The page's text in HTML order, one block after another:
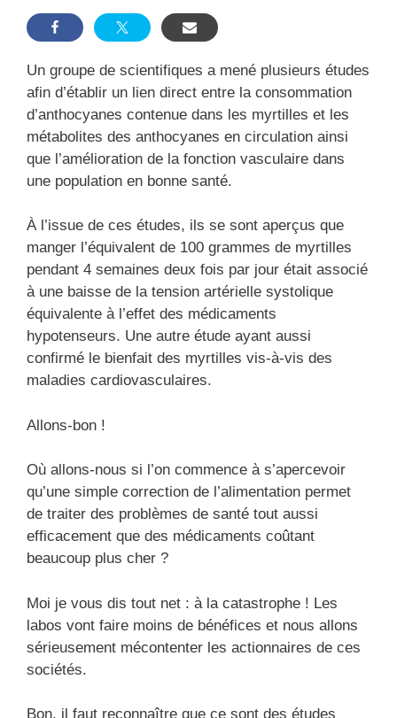
Un groupe de scientifiques a mené plusieurs études
afin d’établir un lien direct entre la consommation
d’anthocyanes contenue dans les myrtilles et les
métabolites des anthocyanes en circulation ainsi
que l’amélioration de la fonction vasculaire dans
une population en bonne santé.
À l’issue de ces études, ils se sont aperçus que
manger l’équivalent de 100 grammes de myrtilles
pendant 4 semaines deux fois par jour était associé
à une baisse de la tension artérielle systolique
équivalente à l’effet des médicaments
hypotenseurs. Une autre étude ayant aussi
confirmé le bienfait des myrtilles vis-à-vis des
maladies cardiovasculaires.
Allons-bon !
Où allons-nous si l’on commence à s’apercevoir
qu’une simple correction de l’alimentation permet
de traiter des problèmes de santé tout aussi
efficacement que des médicaments coûtant
beaucoup plus cher ?
Moi je vous dis tout net : à la catastrophe ! Les
labos vont faire moins de bénéfices et nous allons
sérieusement mécontenter les actionnaires de ces
sociétés.
Bon, il faut reconnaître que ce sont des études